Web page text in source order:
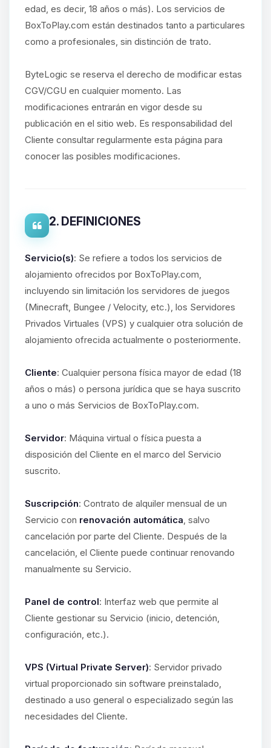
edad, es decir, 18 años o más). Los servicios de
BoxToPlay.com están destinados tanto a particulares
como a profesionales, sin distinción de trato.
ByteLogic se reserva el derecho de modificar estas
CGV/CGU en cualquier momento. Las
modificaciones entrarán en vigor desde su
publicación en el sitio web. Es responsabilidad del
Cliente consultar regularmente esta página para
conocer las posibles modificaciones.
2. DEFINICIONES
Servicio(s): Se refiere a todos los servicios de
alojamiento ofrecidos por BoxToPlay.com,
incluyendo sin limitación los servidores de juegos
(Minecraft, Bungee / Velocity, etc.), los Servidores
Privados Virtuales (VPS) y cualquier otra solución de
alojamiento ofrecida actualmente o posteriormente.
Cliente: Cualquier persona física mayor de edad (18
años o más) o persona jurídica que se haya suscrito
a uno o más Servicios de BoxToPlay.com.
Servidor: Máquina virtual o física puesta a
disposición del Cliente en el marco del Servicio
suscrito.
Suscripción: Contrato de alquiler mensual de un
Servicio con renovación automática, salvo
cancelación por parte del Cliente. Después de la
cancelación, el Cliente puede continuar renovando
manualmente su Servicio.
Panel de control: Interfaz web que permite al
Cliente gestionar su Servicio (inicio, detención,
configuración, etc.).
VPS (Virtual Private Server): Servidor privado
virtual proporcionado sin software preinstalado,
destinado a uso general o especializado según las
necesidades del Cliente.